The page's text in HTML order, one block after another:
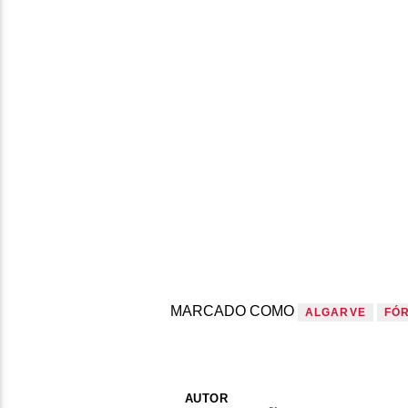
MARCADO COMO ALGARVE
AUTOR